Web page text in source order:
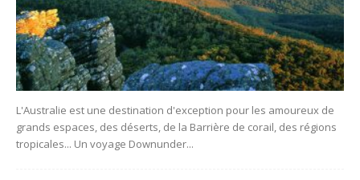
L'Australie est une destination d'exception pour les amoureux de
grands espaces, des déserts, de la Barrière de corail, des régions
tropicales... Un voyage Downunder...